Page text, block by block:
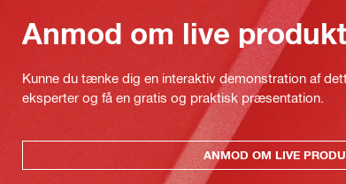
Anmod om live
Kunne du tænke dig en interaktiv demonstration af
eksperter og få en gratis og praktisk præsentation.
ANMOD OM LIVE